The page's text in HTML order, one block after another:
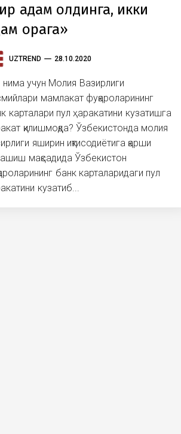
қадам олдинга, икки
орқага»
UZTREND 28.10.2020
нима учун Молия Вазирлиги
мамлакат фуқароларининг
карталари пул ҳаракатини кузатишга
қилишмоқда? Ўзбекистонда молия
яширин иқтисодиётига қарши
мақсадида Ўзбекистон
банк карталаридаги пул
кузатиб...